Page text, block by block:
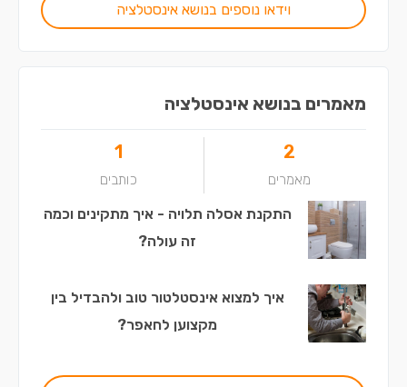
וידאו נוספים בנושא אינסטלציה
מאמרים בנושא אינסטלציה
2
מאמרים
1
כותבים
התקנת אסלה תלויה - איך מתקינים וכמה
זה עולה?
איך למצוא אינסטלטור טוב ולהבדיל בין
מקצוען לחאפר?